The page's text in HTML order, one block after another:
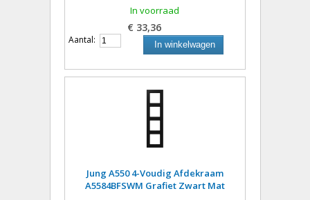
In voorraad
€ 33,36
Aantal: In winkelwagen
Jung A550 4-Voudig Afdekraam
A5584BFSWM Grafiet Zwart Mat